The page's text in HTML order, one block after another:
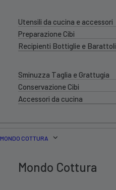
Utensili da cucina e accessori
Preparazione Cibi
Recipienti Bottiglie e Barattoli
Sminuzza Taglia e Grattugia
Conservazione Cibi
Accessori da cucina
MONDO COTTURA
Mondo Cottura